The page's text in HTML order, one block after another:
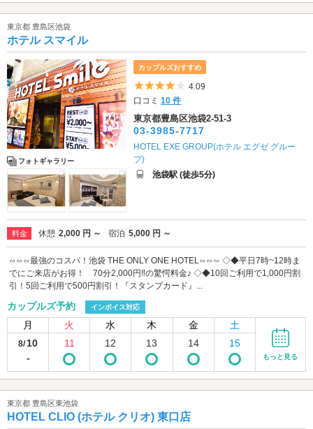
東京都 豊島区池袋
ホテル スマイル
フォトギャラリー
カップルズおすすめ
5つ星のうち4
4.09
口コミ10 件
東京都豊島区池袋2-51-3
03-3985-7717
HOTEL EXE GROUP(ホテル エグゼ グルー
プ)
池袋駅 (徒歩5分)
料金 休憩 2,000 円 ～ 宿泊 5,000 円 ～
∽∽∽最強のコスパ！池袋 THE ONLY ONE HOTEL∽∽∽ ◇◆平日7時~12時ま
でにご来店がお得！ 70分2,000円‼の驚愕料金♪ ◇◆10回ご利用で1,000円割
引！5回ご利用で500円割引！『スタンプカード』...
カップルズ予約 インボイス対応
月 火 水 木 金 土
8/ 10
-
11 12 13 14 15
もっと見る
東京都 豊島区東池袋
HOTEL CLIO (ホテル クリオ) 東口店